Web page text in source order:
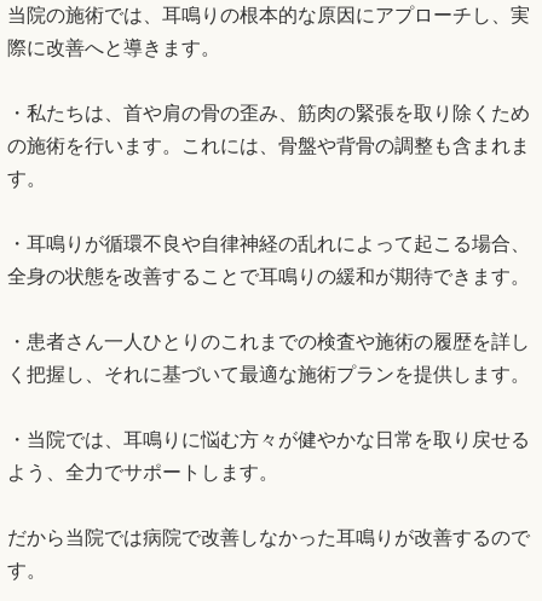
当院の施術では、耳鳴りの根本的な原因にアプローチし、実
際に改善へと導きます。
・私たちは、首や肩の骨の歪み、筋肉の緊張を取り除くため
の施術を行います。これには、骨盤や背骨の調整も含まれま
す。
・耳鳴りが循環不良や自律神経の乱れによって起こる場合、
全身の状態を改善することで耳鳴りの緩和が期待できます。
・患者さん一人ひとりのこれまでの検査や施術の履歴を詳し
く把握し、それに基づいて最適な施術プランを提供します。
・当院では、耳鳴りに悩む方々が健やかな日常を取り戻せる
よう、全力でサポートします。
だから当院では病院で改善しなかった耳鳴りが改善するので
す。